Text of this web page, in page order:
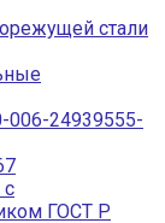
стали
006-24939555-
с
ГОСТ Р